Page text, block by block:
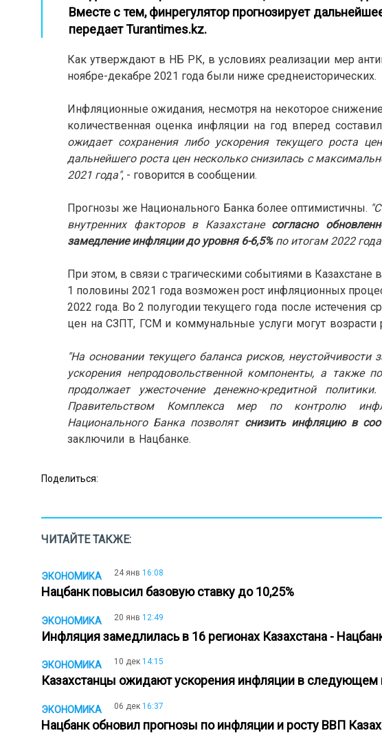
Вместе с тем, финрегулятор прогнозирует
передаетTurantimes.kz.
Как утверждают в НБ РК, в условиях реализации мер
ноябре-декабре 2021 года были ниже среднеисторических.
Инфляционные ожидания, несмотря на некоторое
количественная оценка инфляции на год вперед
ожидает сохранения либо ускорения текущего
дальнейшего роста цен несколько снизилась с
2021 года", - говорится в сообщении.
Прогнозы же Национального Банка более оптимистичны.
внутренних факторов в Казахстане согласно
замедление инфляции до уровня 6-6,5%по итогам 2022
При этом, в связи с трагическими событиями в Казахстане
1 половины 2021 года возможен рост инфляционных
2022 года. Во 2 полугодии текущего года после истечения
цен на СЗПТ, ГСМ и коммунальные услуги могут возрасти
"На основании текущего баланса рисков,
ускорения непродовольственной компоненты, а
продолжает ужесточение денежно-кредитной
Правительством Комплекса мер по контролю
Национального Банка позволят снизить инфляцию в
заключили в Нацбанке.
Поделиться:
ЧИТАЙТЕ ТАКЖЕ:
ЭКОНОМИКА 24 янв 16:08
Нацбанк повысил базовую ставку до 10,25%
ЭКОНОМИКА 20 янв 12:49
Инфляция замедлилась в 16 регионах Казахстана -
ЭКОНОМИКА 10 дек 14:15
Казахстанцы ожидают ускорения инфляции в следующем
ЭКОНОМИКА 06 дек 16:37
Нацбанк обновил прогнозы по инфляции и росту ВВП